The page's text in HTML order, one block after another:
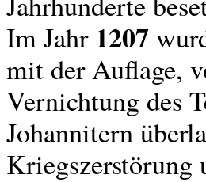
Im Jahr 1207
mit der Auflage,
Vernichtung des
Johannitern
Kriegszerstörung